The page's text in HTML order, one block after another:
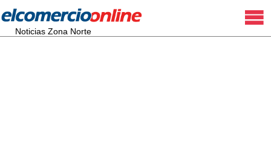
Noticias Zona Norte